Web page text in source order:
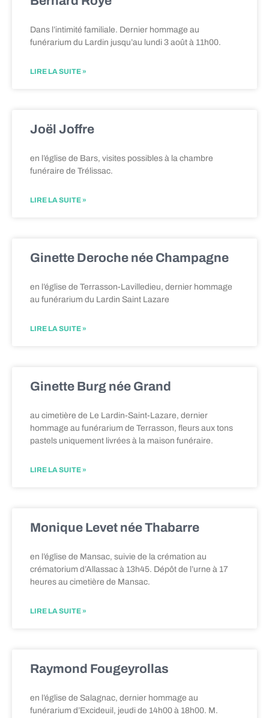
Dans l’intimité familiale. Dernier hommage au
funérarium du Lardin jusqu’au lundi 3 août à 11h00.
LIRE LA SUITE »
Joël Joffre
en l’église de Bars, visites possibles à la chambre
funéraire de Trélissac.
LIRE LA SUITE »
Ginette Deroche née Champagne
en l’église de Terrasson-Lavilledieu, dernier hommage
au funérarium du Lardin Saint Lazare
LIRE LA SUITE »
Ginette Burg née Grand
au cimetière de Le Lardin-Saint-Lazare, dernier
hommage au funérarium de Terrasson, fleurs aux tons
pastels uniquement livrées à la maison funéraire.
LIRE LA SUITE »
Monique Levet née Thabarre
en l’église de Mansac, suivie de la crémation au
crématorium d’Allassac à 13h45. Dépôt de l’urne à 17
heures au cimetière de Mansac.
LIRE LA SUITE »
Raymond Fougeyrollas
en l’église de Salagnac, dernier hommage au
funérarium d’Excideuil, jeudi de 14h00 à 18h00. M.